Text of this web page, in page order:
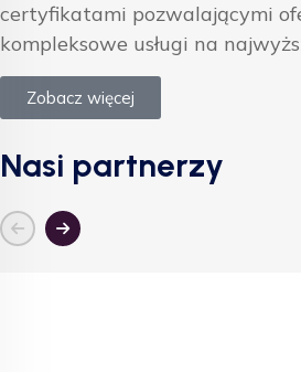
certyfikatami pozwalającymi
kompleksowe usługi na
Zobacz więcej
Nasi partnerzy